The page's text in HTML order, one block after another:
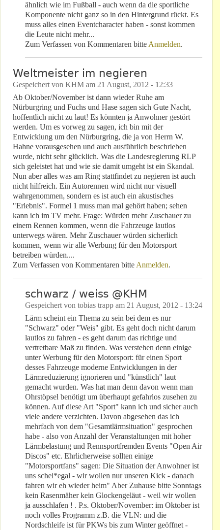
ähnlich wie im Fußball - auch wenn da die sportliche
Komponente nicht ganz so in den Hintergrund rückt. Es
muss alles einen Eventcharacter haben - sonst kommen
die Leute nicht mehr...
Zum Verfassen von Kommentaren bitte Anmelden.
Weltmeister im negieren
Gespeichert von KHM am 21 August, 2012 - 12:33
Ab Oktober/November ist dann wieder Ruhe am
Nürburgring und Fuchs und Hase sagen sich Gute Nacht,
hoffentlich nicht zu laut! Es könnten ja Anwohner gestört
werden. Um es vorweg zu sagen, ich bin mit der
Entwicklung um den Nürburgring, die ja von Herrn W.
Hahne vorausgesehen und auch ausführlich beschrieben
wurde, nicht sehr glücklich. Was die Landesregierung RLP
sich geleistet hat und wie sie damit umgeht ist ein Skandal.
Nun aber alles was am Ring stattfindet zu negieren ist auch
nicht hilfreich. Ein Autorennen wird nicht nur visuell
wahrgenommen, sondern es ist auch ein akustisches
"Erlebnis". Formel 1 muss man mal gehört haben; sehen
kann ich im TV mehr. Frage: Würden mehr Zuschauer zu
einem Rennen kommen, wenn die Fahrzeuge lautlos
unterwegs wären. Mehr Zuschauer würden sicherlich
kommen, wenn wir alle Werbung für den Motorsport
betreiben würden....
Zum Verfassen von Kommentaren bitte Anmelden.
schwarz / weiss @KHM
Gespeichert von tobias trapp am 21 August, 2012 - 13:24
Lärm scheint ein Thema zu sein bei dem es nur
"Schwarz" oder "Weis" gibt. Es geht doch nicht darum
lautlos zu fahren - es geht darum das richtige und
vertretbare Maß zu finden. Was verstehen denn einige
unter Werbung für den Motorsport: für einen Sport
desses Fahrzeuge moderne Entwicklungen in der
Lärmreduzierung ignorieren und "künstlich" laut
gemacht wurden. Was hat man denn davon wenn man
Ohrstöpsel benötigt um überhaupt gefahrlos zusehen zu
können. Auf diese Art "Sport" kann ich und sicher auch
viele andere verzichten. Davon abgesehen das ich
mehrfach von dem "Gesamtlärmsituation" gesprochen
habe - also von Anzahl der Veranstaltungen mit hoher
Lärmbelastung und Rennsportfremden Events "Open Air
Discos" etc. Ehrlicherweise sollten einige
"Motorsportfans" sagen: Die Situation der Anwohner ist
uns schei*egal - wir wollen nur unseren Kick - danach
fahren wir eh wieder heim" Aber Zuhause bitte Sonntags
kein Rasenmäher kein Glockengeläut - weil wir wollen
ja ausschlafen ! . P.s. Oktober/November: im Oktober ist
noch volles Programm z.B. die VLN: und die
Nordschleife ist für PKWs bis zum Winter geöffnet -